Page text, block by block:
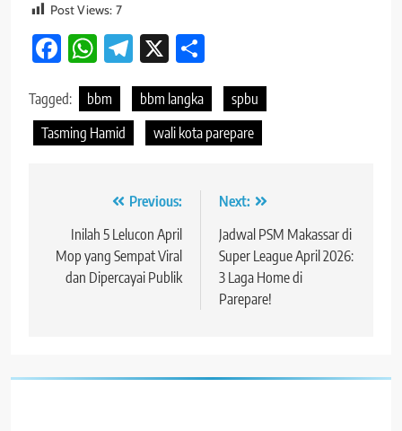
Post Views: 7
Facebook
WhatsApp
Telegram
X
Tagged: bbm bbm langka
spbu
Tasming Hamid
wali kota parepare
Navigasi
pos
Previous:
Inilah 5 Lelucon April
Mop yang Sempat Viral
dan Dipercayai Publik
Next:
Jadwal PSM Makassar di
Super League April 2026:
3 Laga Home di
Parepare!